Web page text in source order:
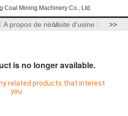
Coal Mining Machinery Co., Ltd.
A propos de nousVisite d'usine >>
is no longer available.
related products that interest
you